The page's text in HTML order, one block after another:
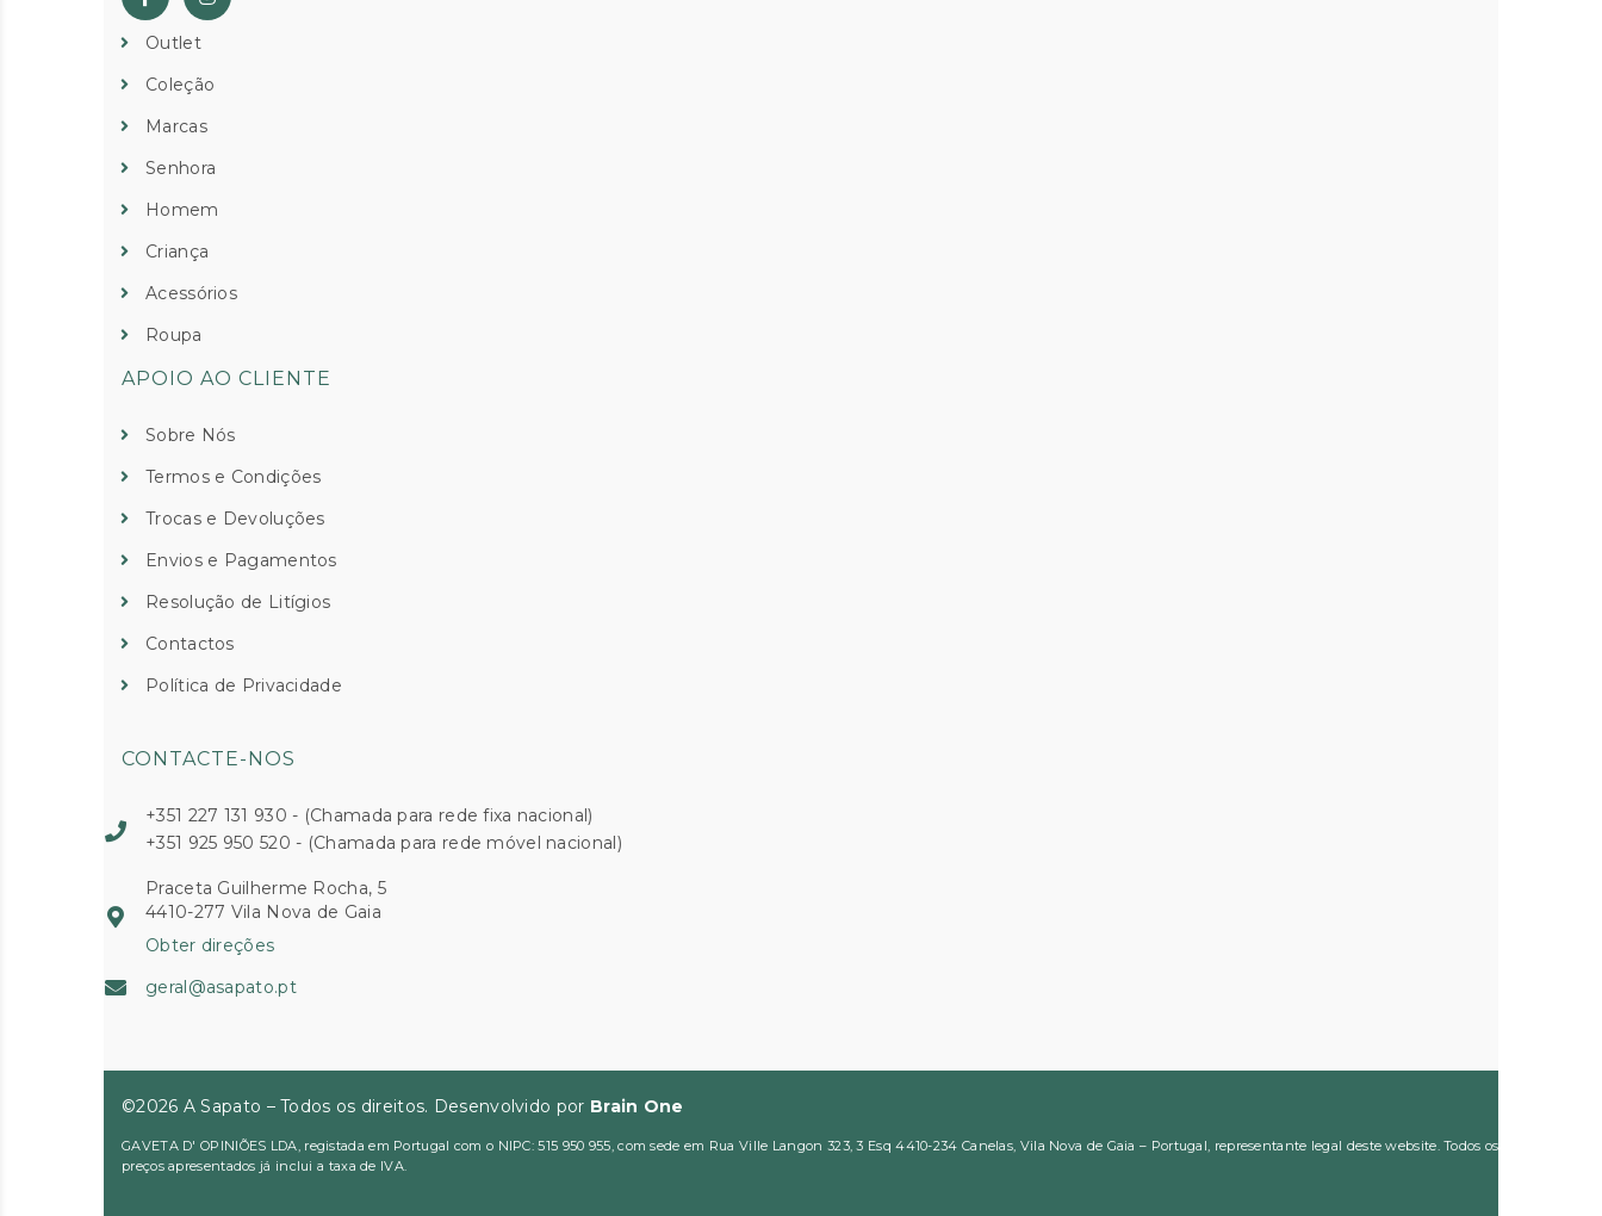
Outlet
Coleção
Marcas
Senhora
Homem
Criança
Acessórios
Roupa
APOIO AO CLIENTE
Sobre Nós
Termos e Condições
Trocas e Devoluções
Envios e Pagamentos
Resolução de Litígios
Contactos
Política de Privacidade
CONTACTE-NOS
+351 227 131 930 - (Chamada para rede fixa nacional)
+351 925 950 520 - (Chamada para rede móvel nacional)
Praceta Guilherme Rocha, 5
4410-277 Vila Nova de Gaia
Obter direções
geral@asapato.pt
©2026 A Sapato – Todos os direitos. Desenvolvido por Brain One
GAVETA D' OPINIÕES LDA, registada em Portugal com o NIPC: 515 950 955, com sede em Rua Ville Langon 323, 3 Esq 4410-234 Canelas, Vila Nova de Gaia – Portugal, representante legal deste website. Todos os
preços apresentados já inclui a taxa de IVA.